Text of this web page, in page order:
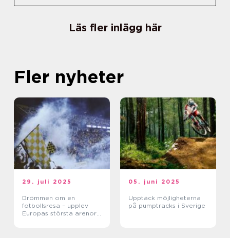
Läs fler inlägg här
Fler nyheter
29. juli 2025
Drömmen om en
fotbollsresa – upplev
Europas största arenor
05. juni 2025
Upptäck möjligheterna
på pumptracks i Sverige